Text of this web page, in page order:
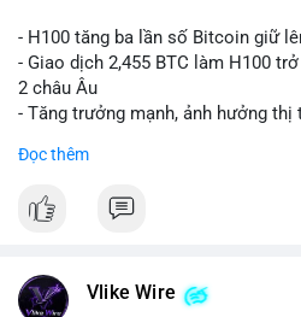
- H100 tăng ba lần số Bitcoin giữ
- Giao dịch 2,455 BTC làm H100
2 châu Âu
- Tăng trưởng mạnh, ảnh hưởng thị
#binancesquare
$btc
Đọc thêm
Vlike Wire